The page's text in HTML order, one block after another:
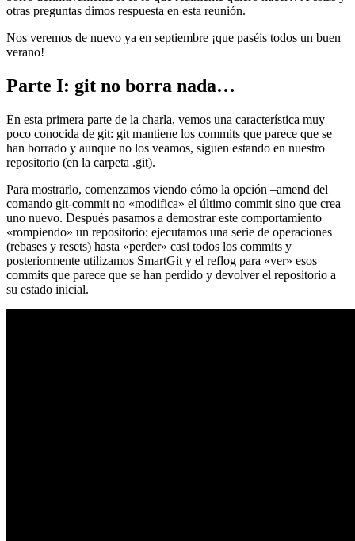
otras preguntas dimos respuesta en esta reunión.
Nos veremos de nuevo ya en septiembre ¡que paséis todos un buen
verano!
Parte I: git no borra nada…
En esta primera parte de la charla, vemos una característica muy
poco conocida de git: git mantiene los commits que parece que se
han borrado y aunque no los veamos, siguen estando en nuestro
repositorio (en la carpeta .git).
Para mostrarlo, comenzamos viendo cómo la opción –amend del
comando git-commit no «modifica» el último commit sino que crea
uno nuevo. Después pasamos a demostrar este comportamiento
«rompiendo» un repositorio: ejecutamos una serie de operaciones
(rebases y resets) hasta «perder» casi todos los commits y
posteriormente utilizamos SmartGit y el reflog para «ver» esos
commits que parece que se han perdido y devolver el repositorio a
su estado inicial.